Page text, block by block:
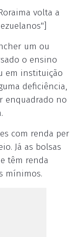
volta a
um ou
o ensino
em instituição
deficiência,
enquadrado no
com renda per
Já as bolsas
têm renda
mínimos.